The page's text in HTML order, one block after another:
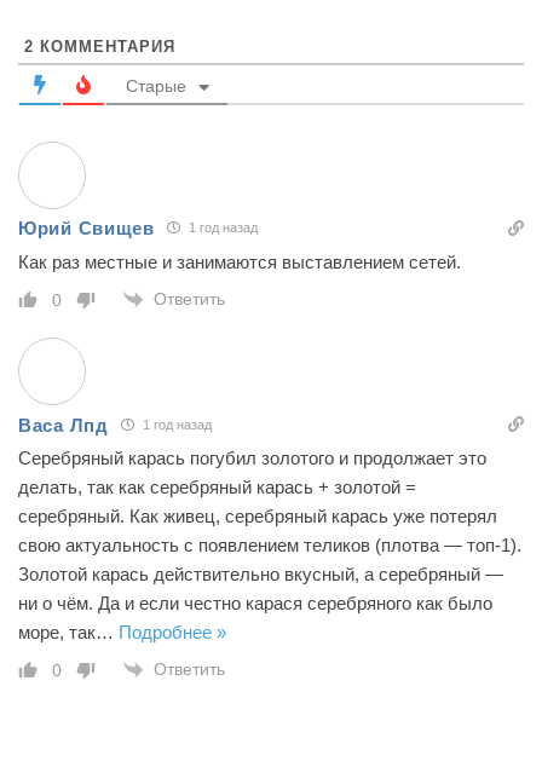
2 КОММЕНТАРИЯ
Старые
Юрий Свищев 1 год назад
Как раз местные и занимаются выставлением сетей.
0 Ответить
Васа Лпд 1 год назад
Серебряный карась погубил золотого и продолжает это
делать, так как серебряный карась + золотой =
серебряный. Как живец, серебряный карась уже потерял
свою актуальность с появлением теликов (плотва — топ-1).
Золотой карась действительно вкусный, а серебряный —
ни о чём. Да и если честно карася серебряного как было
море, так… Подробнее »
0 Ответить